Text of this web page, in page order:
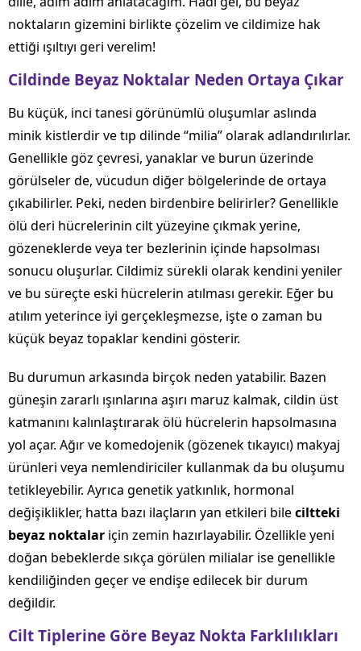
noktaların gizemini birlikte çözelim ve cildimize hak
ettiği ışıltıyı geri verelim!
Cildinde Beyaz Noktalar Neden Ortaya Çıkar
Bu küçük, inci tanesi görünümlü oluşumlar aslında
minik kistlerdir ve tıp dilinde “milia” olarak adlandırılırlar.
Genellikle göz çevresi, yanaklar ve burun üzerinde
görülseler de, vücudun diğer bölgelerinde de ortaya
çıkabilirler. Peki, neden birdenbire belirirler? Genellikle
ölü deri hücrelerinin cilt yüzeyine çıkmak yerine,
gözeneklerde veya ter bezlerinin içinde hapsolması
sonucu oluşurlar. Cildimiz sürekli olarak kendini yeniler
ve bu süreçte eski hücrelerin atılması gerekir. Eğer bu
atılım yeterince iyi gerçekleşmezse, işte o zaman bu
küçük beyaz topaklar kendini gösterir.
Bu durumun arkasında birçok neden yatabilir. Bazen
güneşin zararlı ışınlarına aşırı maruz kalmak, cildin üst
katmanını kalınlaştırarak ölü hücrelerin hapsolmasına
yol açar. Ağır ve komedojenik (gözenek tıkayıcı) makyaj
ürünleri veya nemlendiriciler kullanmak da bu oluşumu
tetikleyebilir. Ayrıca genetik yatkınlık, hormonal
değişiklikler, hatta bazı ilaçların yan etkileri bileciltteki
beyaz noktalar için zemin hazırlayabilir. Özellikle yeni
doğan bebeklerde sıkça görülen milialar ise genellikle
kendiliğinden geçer ve endişe edilecek bir durum
değildir.
Cilt Tiplerine Göre Beyaz Nokta Farklılıkları